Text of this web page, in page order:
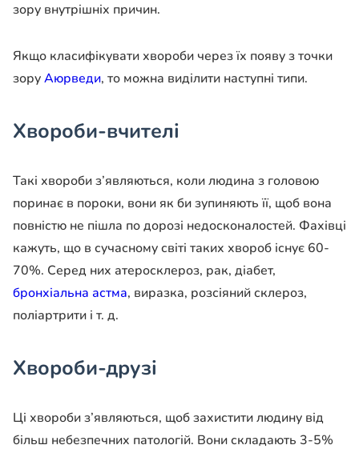
зору внутрішніх причин.
Якщо класифікувати хвороби через їх появу з точки
зоруАюрведи, то можна виділити наступні типи.
Хвороби-вчителі
Такі хвороби з’являються, коли людина з головою
поринає в пороки, вони як би зупиняють її, щоб вона
повністю не пішла по дорозі недосконалостей. Фахівці
кажуть, що в сучасному світі таких хвороб існує 60-
70%. Серед них атеросклероз, рак, діабет,
бронхіальна астма, виразка, розсіяний склероз,
поліартрити і т. д.
Хвороби-друзі
Ці хвороби з’являються, щоб захистити людину від
більш небезпечних патологій. Вони складають 3-5%